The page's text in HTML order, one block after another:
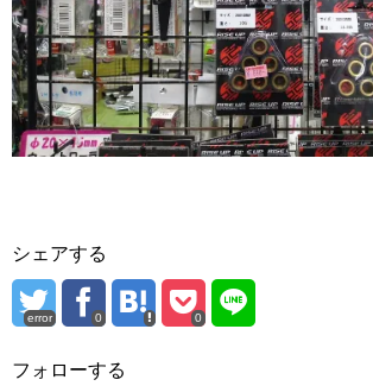
シェアする
error 0 0
フォローする